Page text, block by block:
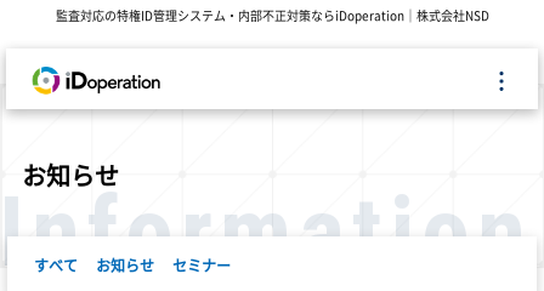
監査対応の特権ID管理システム・内部不正対策ならiDoperation｜株式会社NSD
お知らせ
Information
すべて お知らせ セミナー